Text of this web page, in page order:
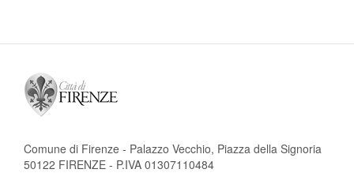
Comune di Firenze - Palazzo Vecchio, Piazza della Signoria
50122 FIRENZE - P.IVA 01307110484